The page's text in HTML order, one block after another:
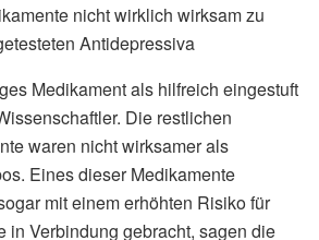
nicht wirklich wirksam zu
Antidepressiva
Medikament als hilfreich eingestuft
Die restlichen
waren nicht wirksamer als
Eines dieser Medikamente
mit einem erhöhten Risiko für
in Verbindung gebracht, sagen die